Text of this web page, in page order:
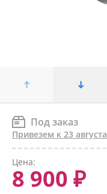
Под заказ
Привезем к 23 августа
Цена:
8 900 ₽